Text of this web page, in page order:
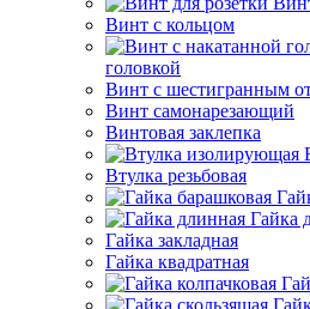
Винт с кольцом
головкой
Винт с шестигранным
Винт самонарезающий
Винтовая заклепка
Втулка резьбовая
Гайка
Гайка закладная
Гайка квадратная